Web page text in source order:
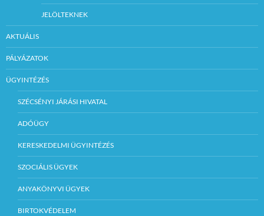
JELÖLTEKNEK
AKTUÁLIS
PÁLYÁZATOK
ÜGYINTÉZÉS
SZÉCSÉNYI JÁRÁSI HIVATAL
ADÓÜGY
KERESKEDELMI ÜGYINTÉZÉS
SZOCIÁLIS ÜGYEK
ANYAKÖNYVI ÜGYEK
BIRTOKVÉDELEM